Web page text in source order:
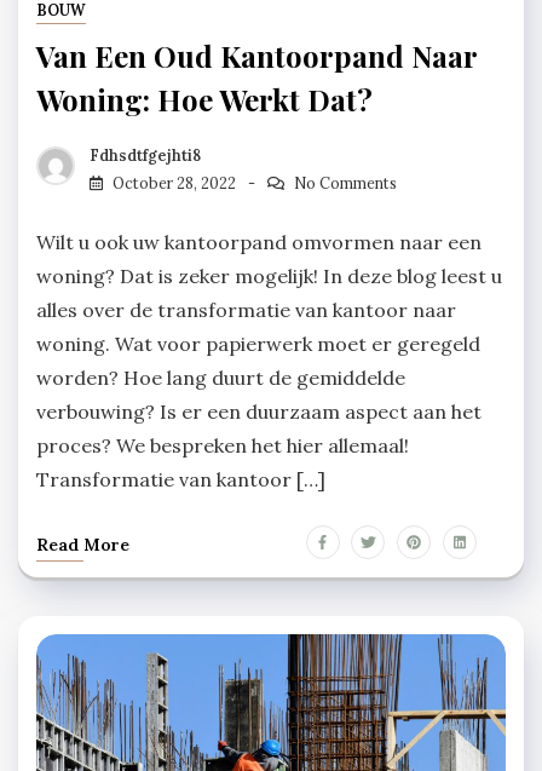
BOUW
Van Een Oud Kantoorpand Naar
Woning: Hoe Werkt Dat?
Fdhsdtfgejhti8
October 28, 2022
No Comments
Wilt u ook uw kantoorpand omvormen naar een
woning? Dat is zeker mogelijk! In deze blog leest u
alles over de transformatie van kantoor naar
woning. Wat voor papierwerk moet er geregeld
worden? Hoe lang duurt de gemiddelde
verbouwing? Is er een duurzaam aspect aan het
proces? We bespreken het hier allemaal!
Transformatie van kantoor […]
Read More